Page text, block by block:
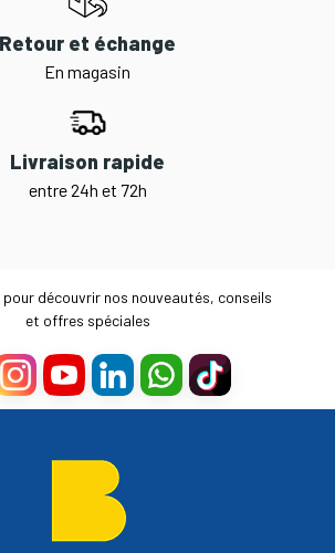
Retour et échange
En magasin
Livraison rapide
entre 24h et 72h
découvrir nos nouveautés, conseils
et offres spéciales